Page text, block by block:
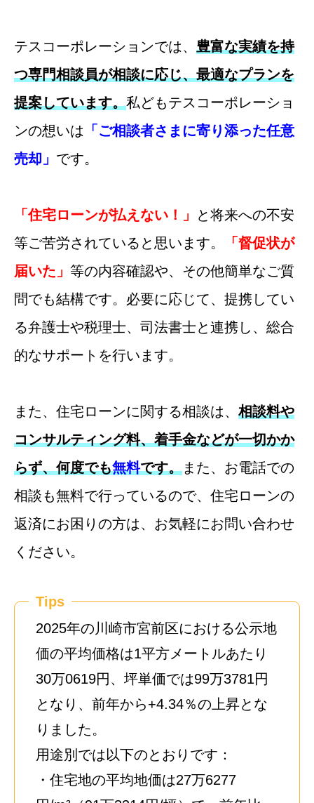
テスコーポレーションでは、 豊富な実績を持
つ専門相談員が相談に応じ、最適なプランを
提案しています。私どもテスコーポレーショ
ンの想いは 「ご相談者さまに寄り添った任意
売却」 です。
「住宅ローンが払えない！」
と将来への不安
等ご苦労されていると思います。
「督促状が
届いた」 等の内容確認や、その他簡単なご質
問でも結構です。 必要に応じて、提携してい
る弁護士や税理士、司法書士と連携し、総合
的なサポートを行います。
また、住宅ローンに関する相談は、 相談料や
コンサルティング料、着手金などが一切かか
らず、何度でも無料です。また、お電話での
相談も無料で行っているので、住宅ローンの
返済にお困りの方は、お気軽にお問い合わせ
ください。
Tips
2025年の川崎市宮前区における公示地
価の平均価格は1平方メートルあたり
30万0619円、坪単価では99万3781円
となり、前年から+4.34％の上昇とな
りました。
用途別では以下のとおりです：
・住宅地の平均地価は27万6277